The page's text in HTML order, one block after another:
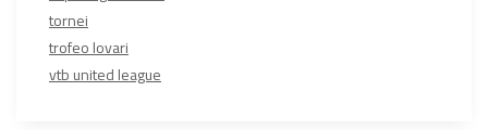
tornei
trofeo lovari
vtb united league